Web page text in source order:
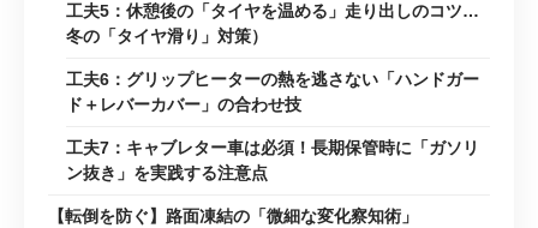
工夫5：休憩後の「タイヤを温める」走り出しのコツ…
冬の「タイヤ滑り」対策）
工夫6：グリップヒーターの熱を逃さない「ハンドガー
ド＋レバーカバー」の合わせ技
工夫7：キャブレター車は必須！長期保管時に「ガソリ
ン抜き」を実践する注意点
【転倒を防ぐ】路面凍結の「微細な変化察知術」